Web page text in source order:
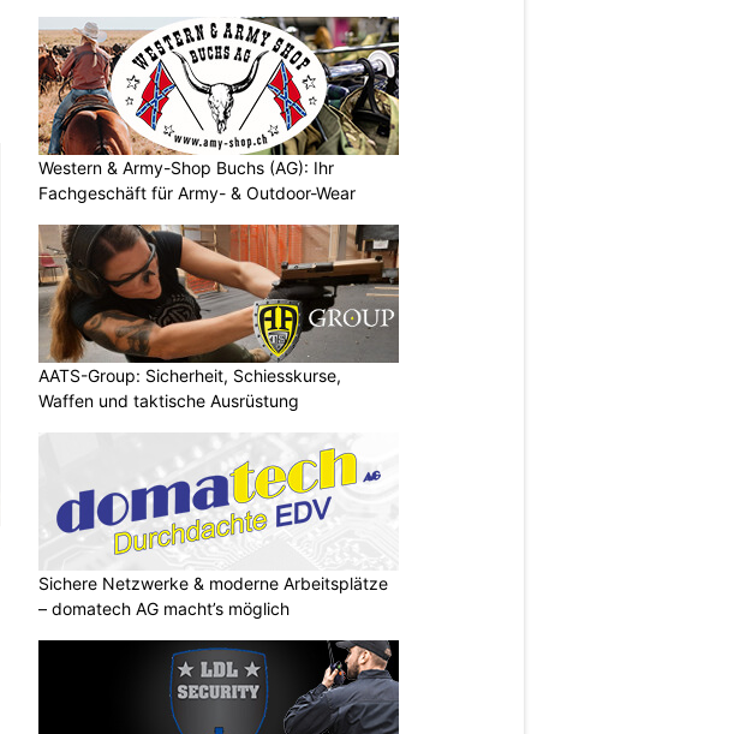
Western & Army-Shop Buchs (AG): Ihr
Fachgeschäft für Army- & Outdoor-Wear
AATS-Group: Sicherheit, Schiesskurse,
Waffen und taktische Ausrüstung
Sichere Netzwerke & moderne Arbeitsplätze
– domatech AG macht’s möglich